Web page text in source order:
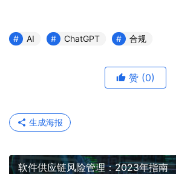
AI ChatGPT 合规
赞 (0)
生成海报
软件供应链风险管理：2023年指南